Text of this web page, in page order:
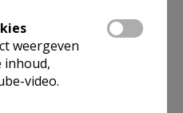
weergeven
inhoud,
video.